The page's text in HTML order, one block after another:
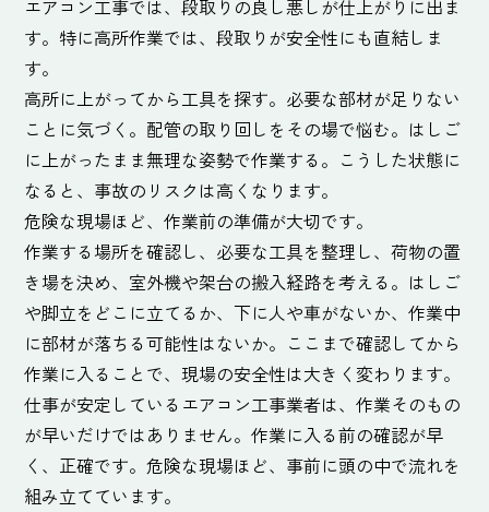
エアコン工事では、段取りの良し悪しが仕上がりに出ま
す。特に高所作業では、段取りが安全性にも直結しま
す。
高所に上がってから工具を探す。必要な部材が足りない
ことに気づく。配管の取り回しをその場で悩む。はしご
に上がったまま無理な姿勢で作業する。こうした状態に
なると、事故のリスクは高くなります。
危険な現場ほど、作業前の準備が大切です。
作業する場所を確認し、必要な工具を整理し、荷物の置
き場を決め、室外機や架台の搬入経路を考える。はしご
や脚立をどこに立てるか、下に人や車がないか、作業中
に部材が落ちる可能性はないか。ここまで確認してから
作業に入ることで、現場の安全性は大きく変わります。
仕事が安定しているエアコン工事業者は、作業そのもの
が早いだけではありません。作業に入る前の確認が早
く、正確です。危険な現場ほど、事前に頭の中で流れを
組み立てています。